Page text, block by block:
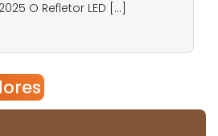
O Refletor LED […]